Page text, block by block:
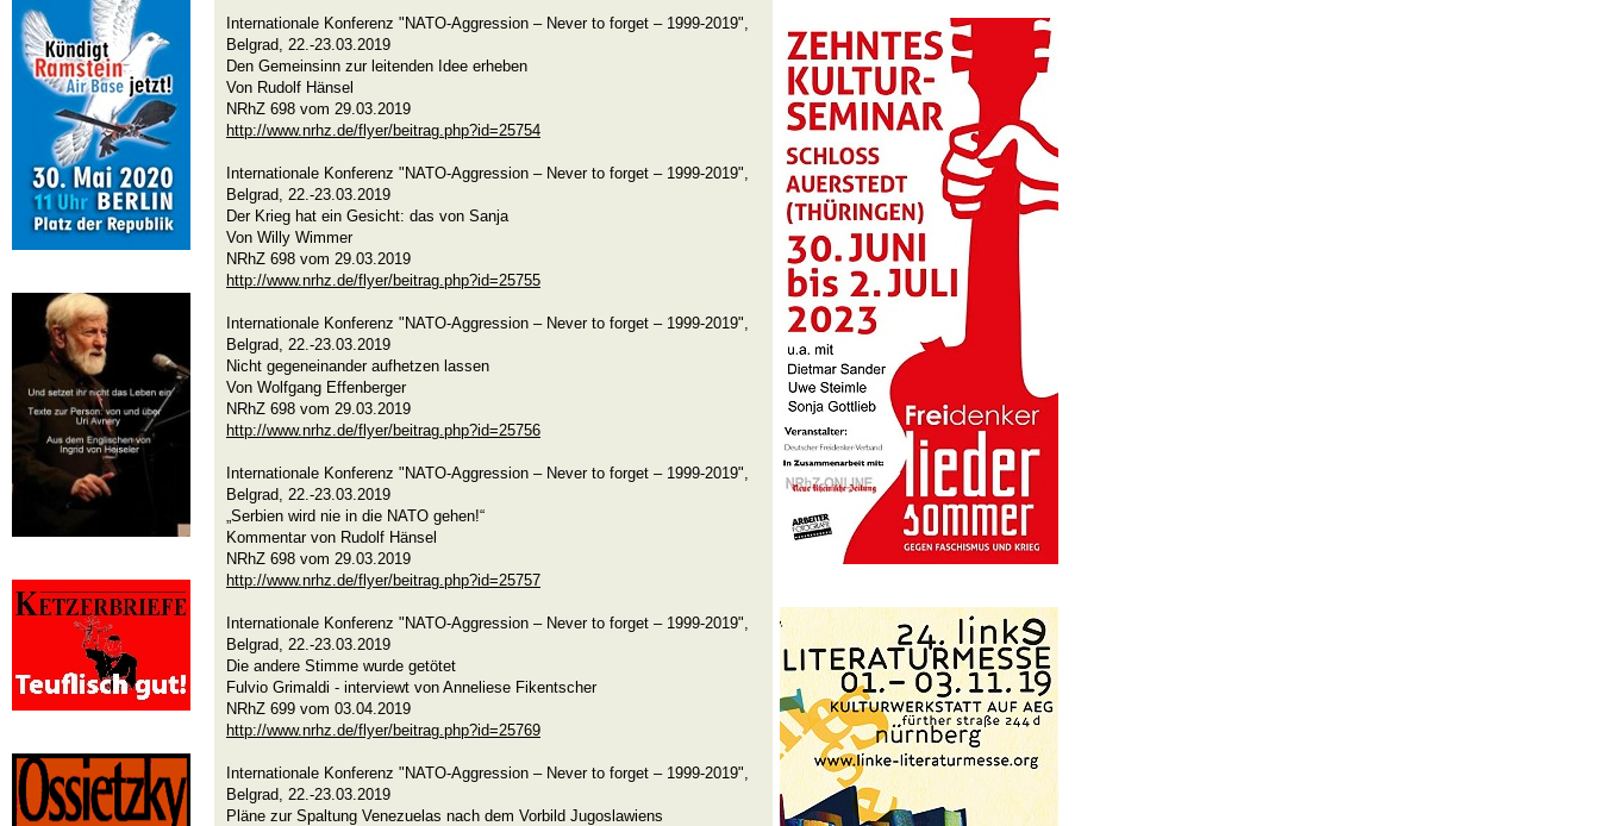
Internationale Konferenz "NATO-Aggression – Never to forget – 1999-2019",
Belgrad, 22.-23.03.2019
Den Gemeinsinn zur leitenden Idee erheben
Von Rudolf Hänsel
NRhZ 698 vom 29.03.2019
http://www.nrhz.de/flyer/beitrag.php?id=25754
Internationale Konferenz "NATO-Aggression – Never to forget – 1999-2019",
Belgrad, 22.-23.03.2019
Der Krieg hat ein Gesicht: das von Sanja
Von Willy Wimmer
NRhZ 698 vom 29.03.2019
http://www.nrhz.de/flyer/beitrag.php?id=25755
Internationale Konferenz "NATO-Aggression – Never to forget – 1999-2019",
Belgrad, 22.-23.03.2019
Nicht gegeneinander aufhetzen lassen
Von Wolfgang Effenberger
NRhZ 698 vom 29.03.2019
http://www.nrhz.de/flyer/beitrag.php?id=25756
Internationale Konferenz "NATO-Aggression – Never to forget – 1999-2019",
Belgrad, 22.-23.03.2019
„Serbien wird nie in die NATO gehen!“
Kommentar von Rudolf Hänsel
NRhZ 698 vom 29.03.2019
http://www.nrhz.de/flyer/beitrag.php?id=25757
Internationale Konferenz "NATO-Aggression – Never to forget – 1999-2019",
Belgrad, 22.-23.03.2019
Die andere Stimme wurde getötet
Fulvio Grimaldi - interviewt von Anneliese Fikentscher
NRhZ 699 vom 03.04.2019
http://www.nrhz.de/flyer/beitrag.php?id=25769
Internationale Konferenz "NATO-Aggression – Never to forget – 1999-2019",
Belgrad, 22.-23.03.2019
Pläne zur Spaltung Venezuelas nach dem Vorbild Jugoslawiens